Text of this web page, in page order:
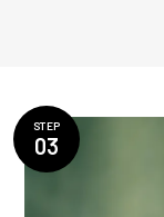
STEP
03